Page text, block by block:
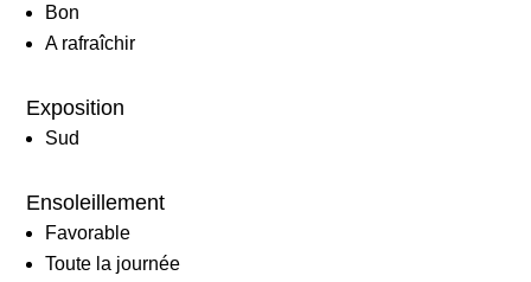
Bon
A rafraîchir
Exposition
Sud
Ensoleillement
Favorable
Toute la journée